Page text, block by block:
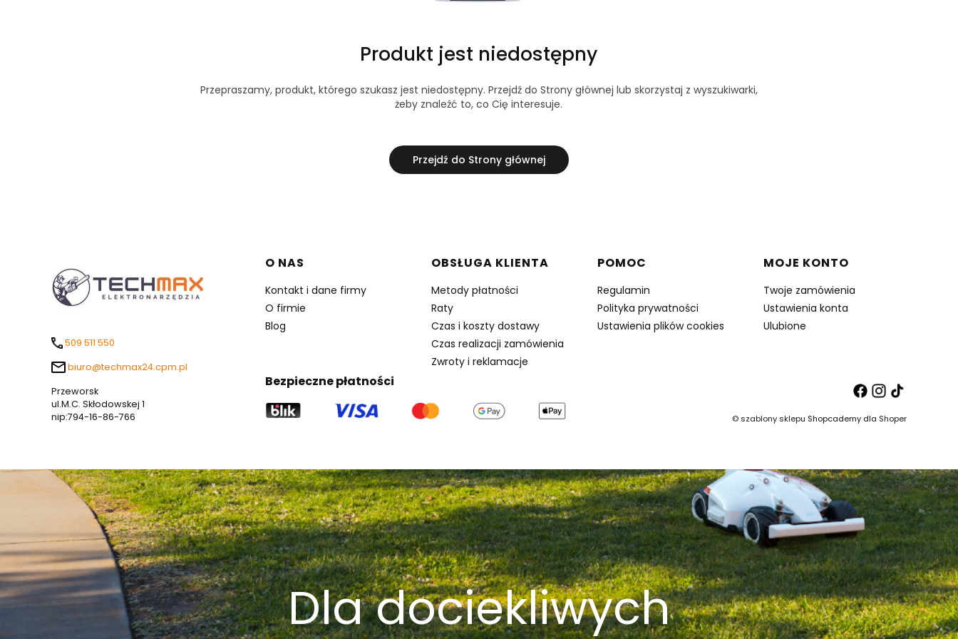
Produkt jest niedostępny
Przepraszamy, produkt, którego szukasz jest niedostępny. Przejdź do Strony głównej lub skorzystaj z wyszukiwarki,
żeby znaleźć to, co Cię interesuje.
Przejdź do Strony głównej
509 511 550
biuro@techmax24.cpm.pl
Przeworsk
ul.M.C. Skłodowskej 1
nip:794-16-86-766
Linki w stopce
O NAS
Kontakt i dane firmy
O firmie
Blog
OBSŁUGA KLIENTA
Metody płatności
Raty
Czas i koszty dostawy
Czas realizacji zamówienia
Zwroty i reklamacje
POMOC
Regulamin
Polityka prywatności
Ustawienia plików cookies
MOJE KONTO
Twoje zamówienia
Ustawienia konta
Ulubione
Bezpieczne płatności
©szablony sklepu Shopcademy dla Shoper
Dla dociekliwych